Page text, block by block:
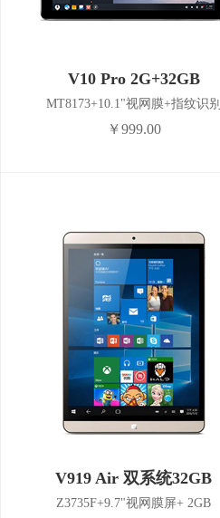
V10 Pro 2G+32GB
MT8173+10.1"视网膜+指纹识别
￥999.00
V919 Air 双系统32GB
Z3735F+9.7"视网膜屏+ 2GB